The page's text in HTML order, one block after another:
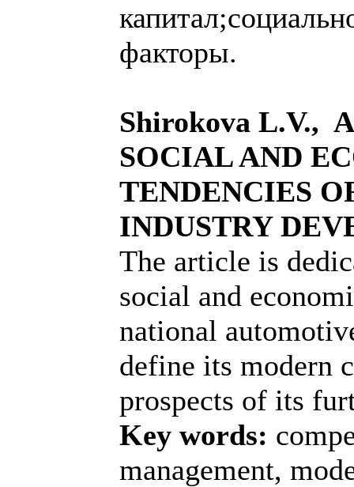
факторы.
Shirokova L.V.,
SOCIAL AND
TENDENCIES
INDUSTRY
The article is
social and
national
define its modern
prospects of its
Key words:
management,